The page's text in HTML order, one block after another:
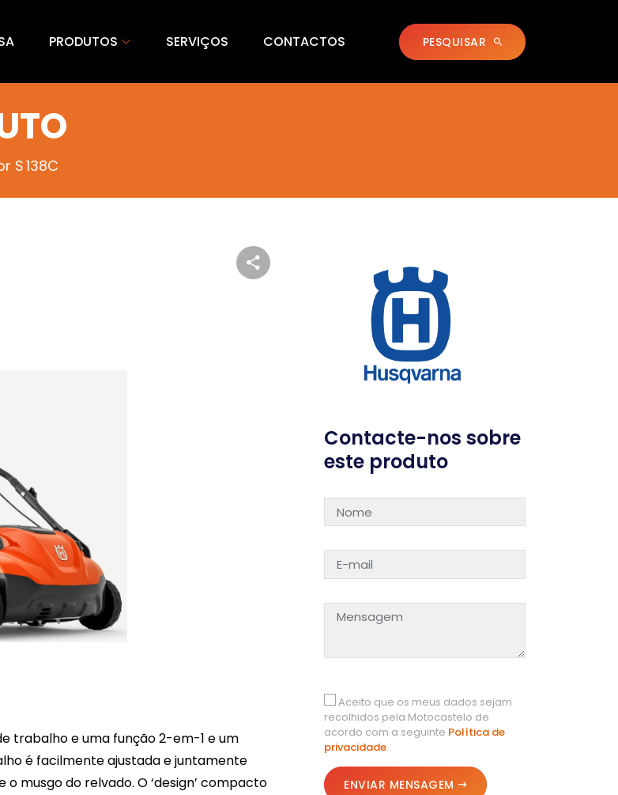
PRODUTOS SERVIÇOS CONTACTOS PESQUISAR
S 138C
trabalho e uma função 2-em-1 e um
é facilmente ajustada e juntamente
musgo do relvado. O ‘design’ compacto
Contacte-nos sobre
este produto
Aceito que os meus dados sejam
recolhidos pela Motocastelo de
acordo com a seguinte Política de
privacidade.
ENVIAR MENSAGEM